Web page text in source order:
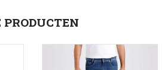
PRODUCTEN